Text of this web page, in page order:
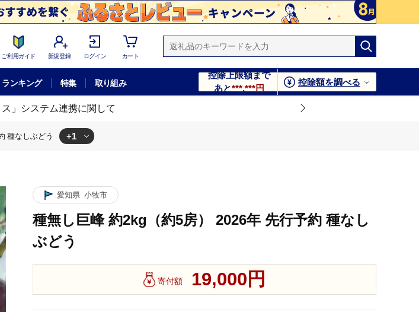
ご利用ガイド 新規登録 ログイン カート
ランキング 特集 取り組み
控除上限額まで
あと***,***円
控除額を調べる
ス」システム連携に関して
種なしぶどう +1
愛知県 小牧市
種無し巨峰 約2kg（約5房） 2026年 先行予約 種なし
ぶどう
寄付額 19,000円